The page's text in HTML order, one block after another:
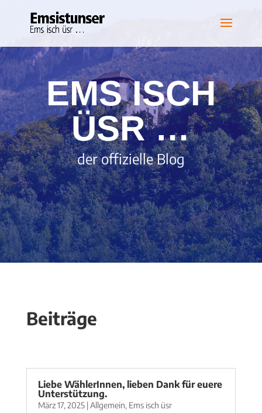
EMS ISCH
ÜSR …
der offizielle Blog
Beiträge
Liebe WählerInnen, lieben Dank für euere
Unterstützung.
März 17, 2025|Allgemein, Ems isch üsr